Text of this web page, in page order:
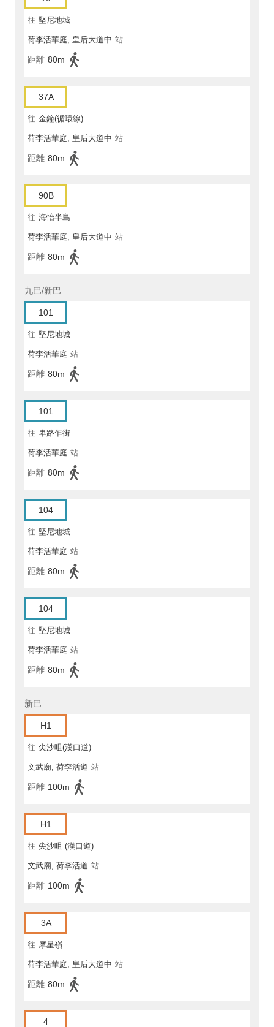
往 堅尼地城
荷李活華庭, 皇后大道中 站
距離 80m
37A
往 金鐘(循環線)
荷李活華庭, 皇后大道中 站
距離 80m
90B
往 海怡半島
荷李活華庭, 皇后大道中 站
距離 80m
九巴/新巴
101
往 堅尼地城
荷李活華庭 站
距離 80m
101
往 卑路乍街
荷李活華庭 站
距離 80m
104
往 堅尼地城
荷李活華庭 站
距離 80m
104
往 堅尼地城
荷李活華庭 站
距離 80m
新巴
H1
往 尖沙咀(漢口道)
文武廟, 荷李活道 站
距離 100m
H1
往 尖沙咀 (漢口道)
文武廟, 荷李活道 站
距離 100m
3A
往 摩星嶺
荷李活華庭, 皇后大道中 站
距離 80m
4